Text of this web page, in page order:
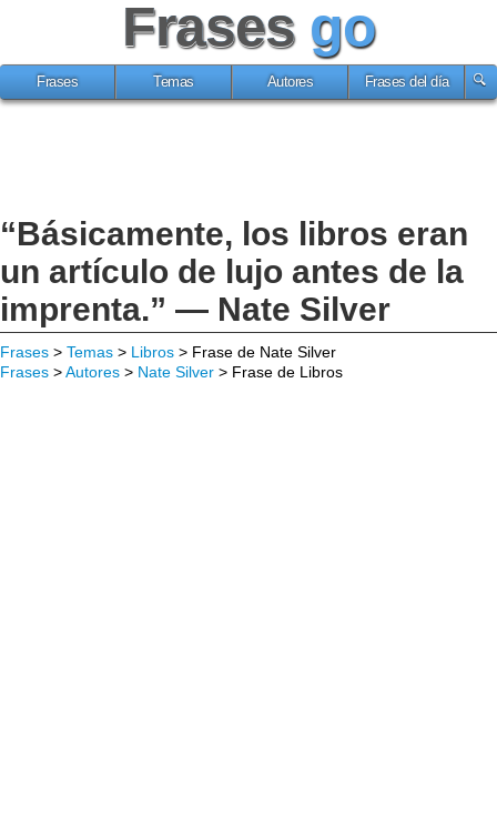
Frases go
Frases Temas Autores Frases del día
“Básicamente, los libros eran
un artículo de lujo antes de la
imprenta.” — Nate Silver
Frases > Temas > Libros > Frase de Nate Silver
Frases >Autores > Nate Silver > Frase de Libros